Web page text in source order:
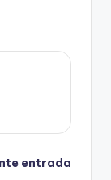
entrada